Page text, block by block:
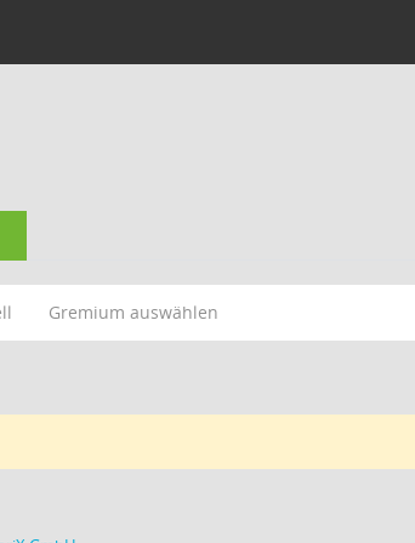
Gremium auswählen